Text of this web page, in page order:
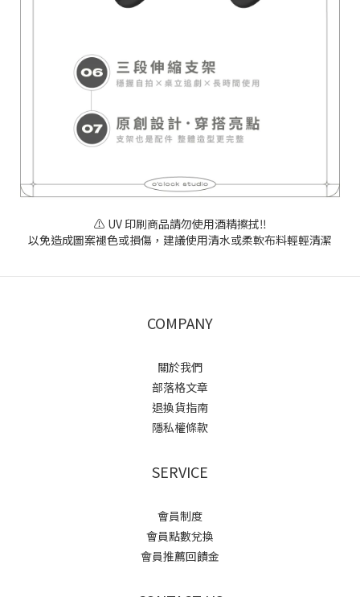
⚠️ UV 印刷商品請勿使用酒精擦拭‼️
以免造成圖案褪色或損傷，建議使用清水或柔軟布料輕輕清潔
COMPANY
關於我們
部落格文章
退換貨指南
隱私權條款
SERVICE
會員制度
會員點數兌換
會員推薦回饋金